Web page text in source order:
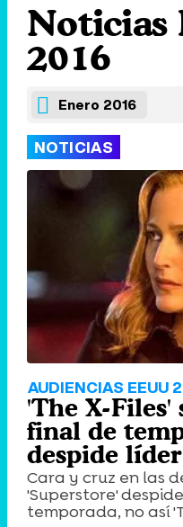
Noticias
2016
Enero 2016
NOTICIAS
AUDIENCIAS EEUU
'The X-Files'
final de
despide líder
Cara y cruz en las
'Superstore'
temporada, no así